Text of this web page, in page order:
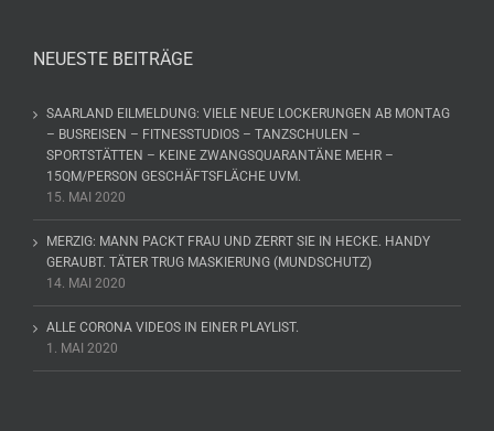
NEUESTE BEITRÄGE
SAARLAND EILMELDUNG: VIELE NEUE LOCKERUNGEN AB MONTAG
– BUSREISEN – FITNESSTUDIOS – TANZSCHULEN –
SPORTSTÄTTEN – KEINE ZWANGSQUARANTÄNE MEHR –
15QM/PERSON GESCHÄFTSFLÄCHE UVM.
15. MAI 2020
MERZIG: MANN PACKT FRAU UND ZERRT SIE IN HECKE. HANDY
GERAUBT. TÄTER TRUG MASKIERUNG (MUNDSCHUTZ)
14. MAI 2020
ALLE CORONA VIDEOS IN EINER PLAYLIST.
1. MAI 2020